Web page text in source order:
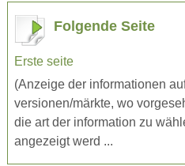
Folgende Seite
Erste seite
(Anzeige der informationen
versionen/märkte, wo
die art der information zu
angezeigt werd ...